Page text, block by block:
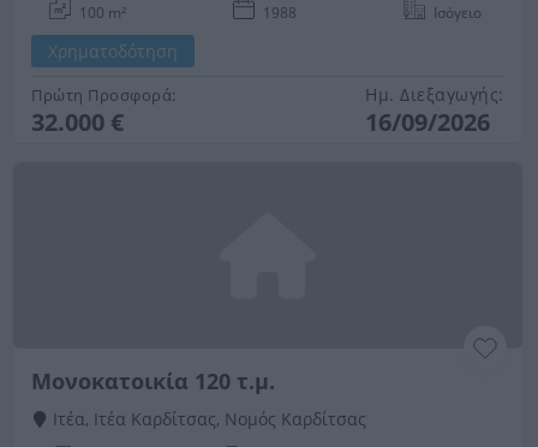
100 m² 1988 Ισόγειο
Χρηματοδότηση
Πρώτη Προσφορά:
32.000 €
Ημ. Διεξαγωγής:
16/09/2026
Μονοκατοικία 120 τ.μ.
Ιτέα, Ιτέα Καρδίτσας, Νομός Καρδίτσας